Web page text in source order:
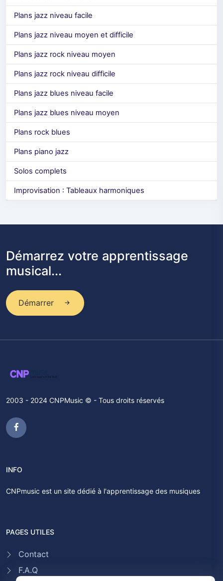
Plans jazz niveau facile
Plans jazz niveau moyen et difficile
Plans jazz rock niveau moyen
Plans jazz rock niveau difficile
Plans jazz blues niveau facile
Plans jazz blues niveau moyen
Plans rock blues
Plans piano jazz
Solos complets
Improvisation : Tableaux harmoniques
Démarrez votre apprentissage
musical...
Démarrer
2003 - 2024 CNPMusic © - Tous droits réservés
INFO
CNPmusic est un site dédié à l'apprentissage des musiques
PAGES UTILES
Contact
F.A.Q